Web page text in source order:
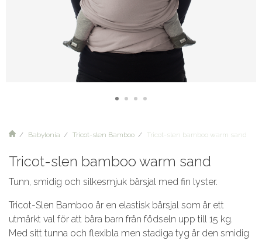
Babylonia Tricot-slen Bamboo Tricot-slen bamboo warm sand
Tricot-slen bamboo warm sand
Tunn, smidig och silkesmjuk bärsjal med fin lyster.
Tricot-Slen Bamboo är en elastisk bärsjal som är ett
utmärkt val för att bära barn från födseln upp till 15 kg.
Med sitt tunna och flexibla men stadiga tyg är den smidig